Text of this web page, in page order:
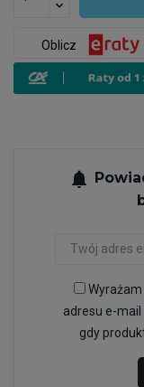
Oblicz
notifications
adresu e-
gdy